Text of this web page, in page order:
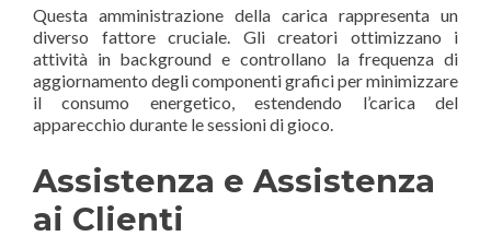
Questa amministrazione della carica rappresenta un
diverso fattore cruciale. Gli creatori ottimizzano i
attività in background e controllano la frequenza di
aggiornamento degli componenti grafici per minimizzare
il consumo energetico, estendendo l’carica del
apparecchio durante le sessioni di gioco.
Assistenza e Assistenza
ai Clienti